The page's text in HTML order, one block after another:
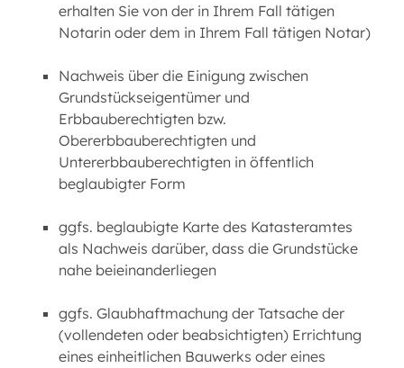
erhalten Sie von der in Ihrem Fall tätigen
Notarin oder dem in Ihrem Fall tätigen Notar)
Nachweis über die Einigung zwischen
Grundstückseigentümer und
Erbbauberechtigten bzw.
Obererbbauberechtigten und
Untererbbauberechtigten in öffentlich
beglaubigter Form
ggfs. beglaubigte Karte des Katasteramtes
als Nachweis darüber, dass die Grundstücke
nahe beieinanderliegen
ggfs. Glaubhaftmachung der Tatsache der
(vollendeten oder beabsichtigten) Errichtung
eines einheitlichen Bauwerks oder eines